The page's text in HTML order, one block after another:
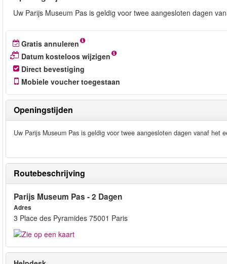
Uw Parijs Museum Pas is geldig voor twee aangesloten dagen
Gratis annuleren
Datum kosteloos wijzigen
Direct bevestiging
Mobiele voucher toegestaan
Openingstijden
Uw Parijs Museum Pas is geldig voor twee aangesloten dagen vanaf het
Routebeschrijving
Parijs Museum Pas - 2 Dagen
Adres
3 Place des Pyramides 75001 Paris